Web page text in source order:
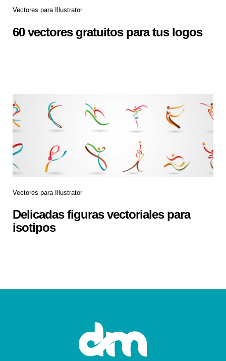
Vectores para Illustrator
60 vectores gratuitos para tus logos
Vectores para Illustrator
Delicadas figuras vectoriales para
isotipos